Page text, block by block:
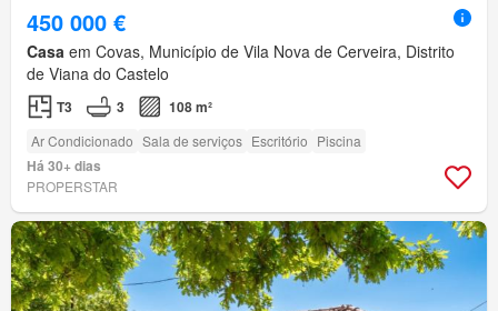
450 000 €
Casa em Covas, Município de Vila Nova de Cerveira, Distrito
de Viana do Castelo
T3 3 108 m²
Ar Condicionado Sala de serviços Escritório Piscina
Há 30+ dias
PROPERSTAR